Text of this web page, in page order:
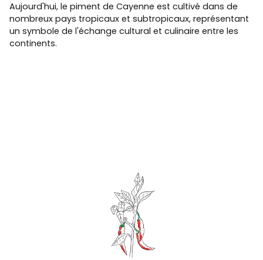
Aujourd'hui, le piment de Cayenne est cultivé dans de
nombreux pays tropicaux et subtropicaux, représentant
un symbole de l'échange cultural et culinaire entre les
continents.